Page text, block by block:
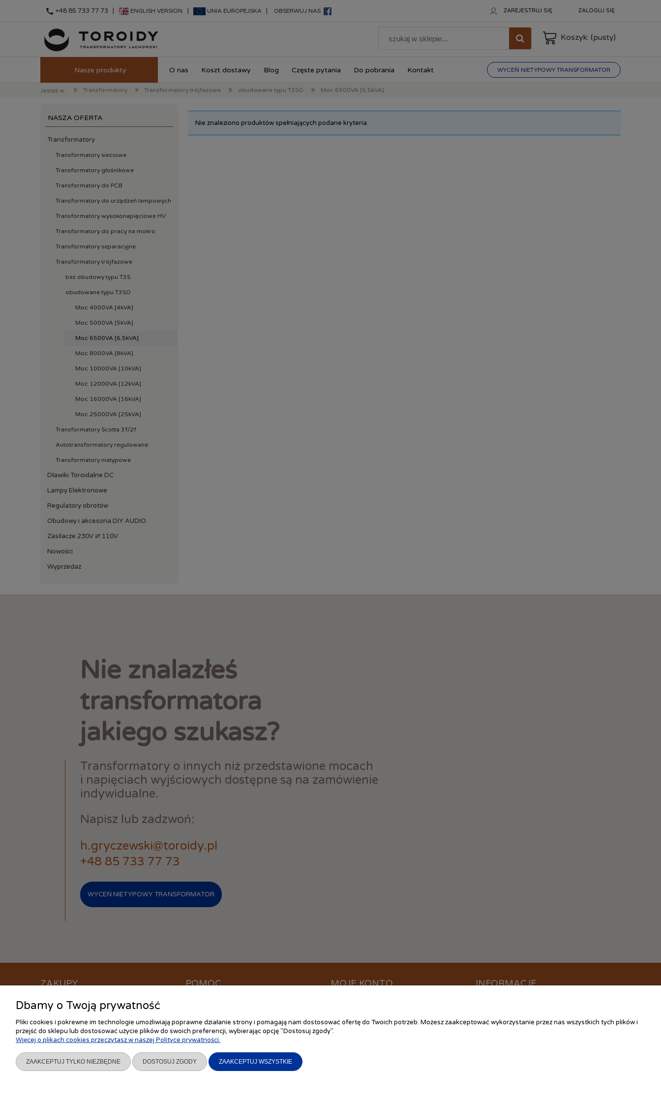
ZAREJESTRUJ SIĘ ZALOGUJ SIĘ
Koszyk: (pusty)
O nas Koszt dostawy Blog Częste pytania Do pobrania Kontakt WYCEŃ NIETYPOWY TRANSFORMATOR
Jesteś w: » Transformatory » Transformatory trójfazowe » obudowane typu T3SO » Moc 6500VA [6,5kVA]
call +48 85 733 77 73 | ENGLISH VERSION UNIA EUROPEJSKA OBSERWUJ NAS
NASZA OFERTA
Transformatory
Transformatory sieciowe
Transformatory głośnikowe
Transformatory do PCB
Transformatory do urządzeń lampowych
Transformatory wysokonapięciowe HV
Transformatory do pracy na mokro
Transformatory separacyjne
Transformatory trójfazowe
bez obudowy typu T3S
obudowane typu T3SO
Moc 4000VA [4kVA]
Moc 5000VA [5kVA]
Moc 6500VA [6,5kVA]
Moc 8000VA [8kVA]
Moc 10000VA [10kVA]
Moc 12000VA [12kVA]
Moc 16000VA [16kVA]
Moc 25000VA [25kVA]
Transformatory Scotta 3f/2f
Autotransformatory regulowane
Transformatory nietypowe
Dławiki Toroidalne DC
Lampy Elektronowe
Regulatory obrotów
Obudowy i akcesoria DIY AUDIO
Zasilacze 230V ⇄ 110V
Nowości
Wyprzedaż
Nie znaleziono produktów spełniających podane kryteria.
Nie znalazłeś
transformatora
jakiego szukasz?
Transformatory o innych niż przedstawione mocach
i napięciach wyjściowych dostępne są na zamówienie
indywidualne.
Napisz lub zadzwoń:
h.gryczewski@toroidy.pl
+48 85 733 77 73
WYCEŃ NIETYPOWY TRANSFORMATOR
ZAKUPY
Czas realizacji zamówienia
Formy płatności
Koszt dostawy
Reklamacje i zwroty
POMOC
Częste pytania
Ustawienia plików cookies
Polityka prywatności
Regulamin zakupów
MOJE KONTO
Moje zamówienia
Przechowalnia
INFORMACJE
Kontakt
Dbamy o Twoją prywatność
Pliki cookies i pokrewne im technologie umożliwiają poprawne działanie strony i pomagają nam dostosować ofertę do Twoich potrzeb. Możesz zaakceptować wykorzystanie przez nas wszystkich tych plików i
przejść do sklepu lub dostosować użycie plików do swoich preferencji, wybierając opcję "Dostosuj zgody".
Więcej o plikach cookies przeczytasz w naszej Polityce prywatności.
ZAAKCEPTUJ TYLKO NIEZBĘDNE DOSTOSUJ ZGODY ZAAKCEPTUJ WSZYSTKIE